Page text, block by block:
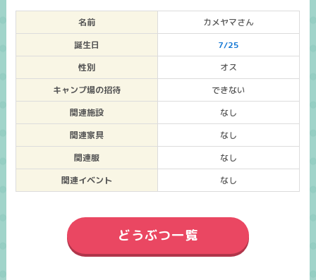
名前
カメヤマさん
誕生日
7/25
性別
オス
キャンプ場の招待
できない
関連施設
なし
関連家具
なし
関連服
なし
関連イベント
なし
どうぶつ一覧